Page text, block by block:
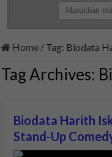
Home / Tag: Biodata
Tag Archives:
Biodata Harith
Stand-Up